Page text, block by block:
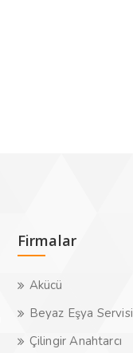
Firmalar
Akücü
Beyaz Eşya Servisi
Çilingir Anahtarcı